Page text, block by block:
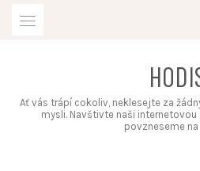
Ať vás trápí cokoliv, neklesejte za
mysli. Navštivte naši
povzneseme na